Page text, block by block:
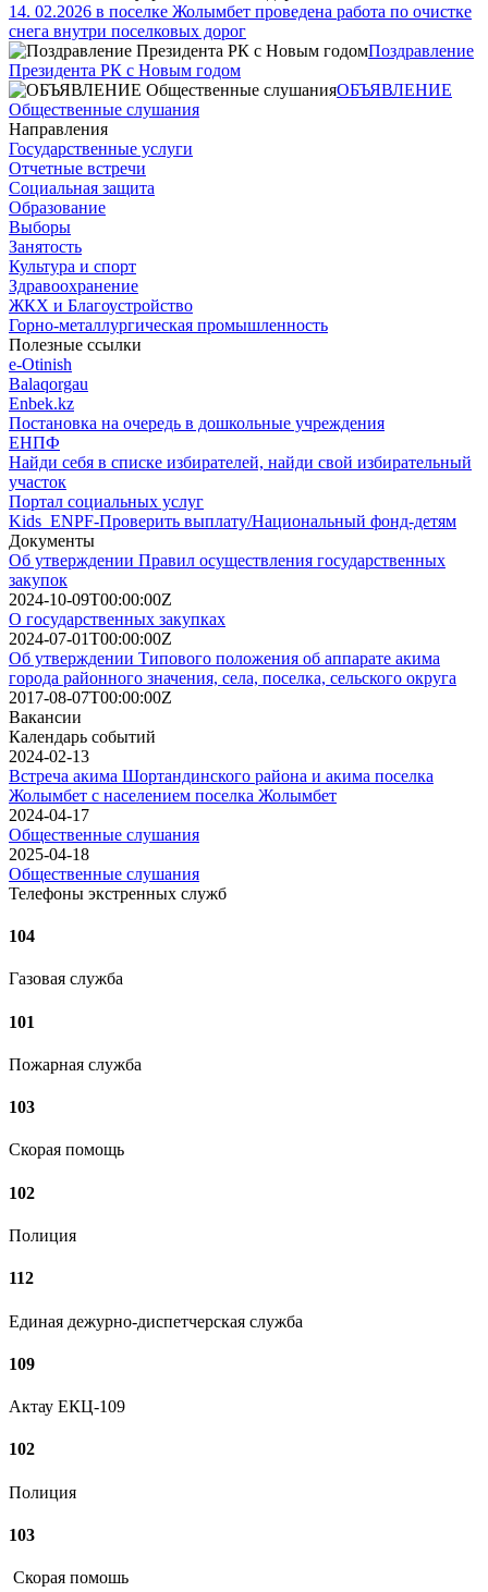
14. 02.2026 в поселке Жолымбет проведена работа по очистке
снега внутри поселковых дорог
Поздравление
Президента РК с Новым годом
ОБЪЯВЛЕНИЕ
Общественные слушания
Направления
Государственные услуги
Отчетные встречи
Социальная защита
Образование
Выборы
Занятость
Культура и спорт
Здравоохранение
ЖКХ и Благоустройство
Горно-металлургическая промышленность
Полезные ссылки
e-Otinish
Balaqorgau
Enbek.kz
Постановка на очередь в дошкольные учреждения
ЕНПФ
Найди себя в списке избирателей, найди свой избирательный
участок
Портал социальных услуг
Kids_ENPF-Проверить выплату/Национальный фонд-детям
Документы
Об утверждении Правил осуществления государственных
закупок
2024-10-09T00:00:00Z
О государственных закупках
2024-07-01T00:00:00Z
Об утверждении Типового положения об аппарате акима
города районного значения, села, поселка, сельского округа
2017-08-07T00:00:00Z
Вакансии
Календарь событий
2024-02-13
Встреча акима Шортандинского района и акима поселка
Жолымбет с населением поселка Жолымбет
2024-04-17
Общественные слушания
2025-04-18
Общественные слушания
Телефоны экстренных служб
104
Газовая служба
101
Пожарная служба
103
Скорая помощь
102
Полиция
112
Единая дежурно-диспетчерская служба
109
Актау ЕКЦ-109
102
Полиция
103
Скорая помошь